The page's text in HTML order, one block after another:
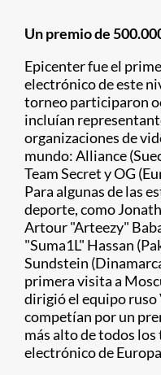
Un premio de
Epicenter fue el
electrónico de este
torneo participaron
incluían
organizaciones de
mundo: Alliance
Team Secret y OG
Para algunas de las
deporte, como
Artour "Arteezy"
"Suma1L" Hassan
Sundstein
primera visita a
dirigió el equipo
competían por un
más alto de todos
electrónico de